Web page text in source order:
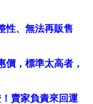
性、無法再販售
價，標準太高者，
賣家負責來回運